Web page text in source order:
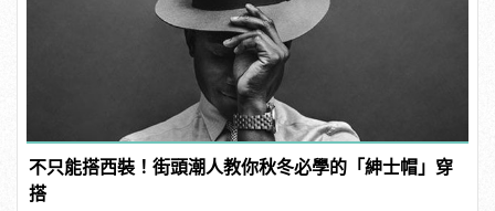
不只能搭西裝！街頭潮人教你秋冬必學的「紳士帽」穿
搭